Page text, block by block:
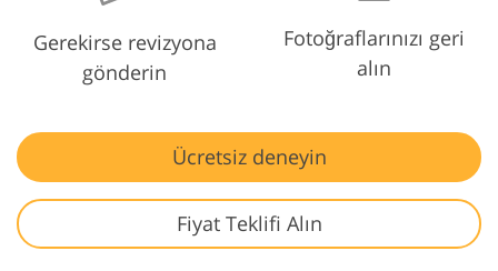
Gerekirse revizyona
gönderin
Fotoğraflarınızı geri
alın
Ücretsiz deneyin
Fiyat Teklifi Alın